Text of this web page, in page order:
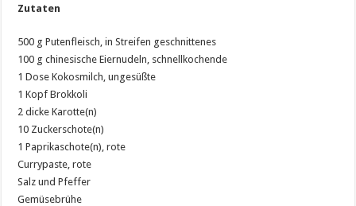
Zutaten
500 g Putenfleisch, in Streifen geschnittenes
100 g chinesische Eiernudeln, schnellkochende
1 Dose Kokosmilch, ungesüßte
1 Kopf Brokkoli
2 dicke Karotte(n)
10 Zuckerschote(n)
1 Paprikaschote(n), rote
Currypaste, rote
Salz und Pfeffer
Gemüsebrühe